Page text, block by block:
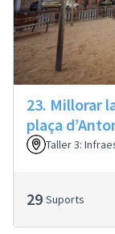
23. Millorar
plaça
Taller 3:
29 Suports